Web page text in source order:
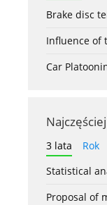
Brake disc
Influence of
Car
3 lata
Rok
Statistical
Proposal of